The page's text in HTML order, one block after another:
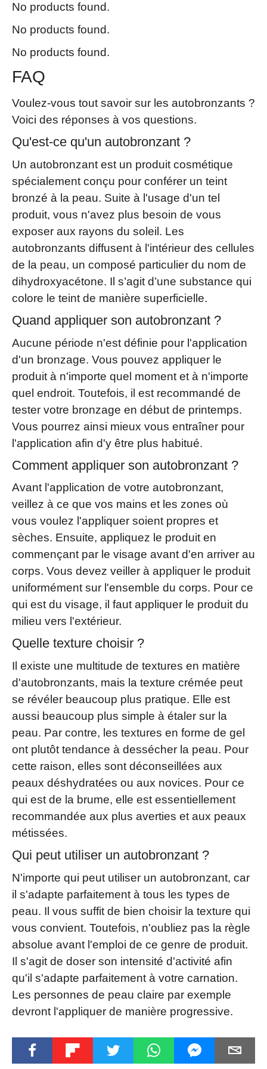
No products found.
No products found.
No products found.
FAQ
Voulez-vous tout savoir sur les autobronzants ?
Voici des réponses à vos questions.
Qu'est-ce qu'un autobronzant ?
Un autobronzant est un produit cosmétique
spécialement conçu pour conférer un teint
bronzé à la peau. Suite à l'usage d'un tel
produit, vous n'avez plus besoin de vous
exposer aux rayons du soleil. Les
autobronzants diffusent à l'intérieur des cellules
de la peau, un composé particulier du nom de
dihydroxyacétone. Il s’agit d’une substance qui
colore le teint de manière superficielle.
Quand appliquer son autobronzant ?
Aucune période n'est définie pour l'application
d'un bronzage. Vous pouvez appliquer le
produit à n'importe quel moment et à n'importe
quel endroit. Toutefois, il est recommandé de
tester votre bronzage en début de printemps.
Vous pourrez ainsi mieux vous entraîner pour
l'application afin d'y être plus habitué.
Comment appliquer son autobronzant ?
Avant l'application de votre autobronzant,
veillez à ce que vos mains et les zones où
vous voulez l'appliquer soient propres et
sèches. Ensuite, appliquez le produit en
commençant par le visage avant d'en arriver au
corps. Vous devez veiller à appliquer le produit
uniformément sur l'ensemble du corps. Pour ce
qui est du visage, il faut appliquer le produit du
milieu vers l'extérieur.
Quelle texture choisir ?
Il existe une multitude de textures en matière
d'autobronzants, mais la texture crémée peut
se révéler beaucoup plus pratique. Elle est
aussi beaucoup plus simple à étaler sur la
peau. Par contre, les textures en forme de gel
ont plutôt tendance à dessécher la peau. Pour
cette raison, elles sont déconseillées aux
peaux déshydratées ou aux novices. Pour ce
qui est de la brume, elle est essentiellement
recommandée aux plus averties et aux peaux
métissées.
Qui peut utiliser un autobronzant ?
N'importe qui peut utiliser un autobronzant, car
il s'adapte parfaitement à tous les types de
peau. Il vous suffit de bien choisir la texture qui
vous convient. Toutefois, n'oubliez pas la règle
absolue avant l'emploi de ce genre de produit.
Il s'agit de doser son intensité d'activité afin
qu'il s'adapte parfaitement à votre carnation.
Les personnes de peau claire par exemple
devront l'appliquer de manière progressive.